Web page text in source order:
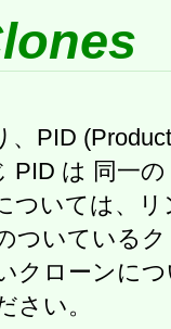
PID
PID は 同一
ついては、
ついている
クローンに
さい。